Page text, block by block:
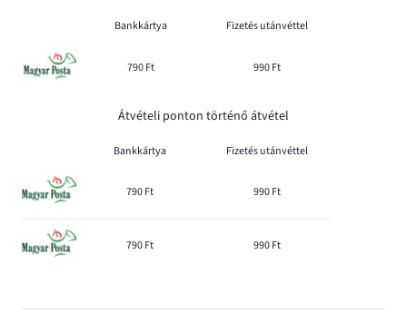
Bankkártya Fizetés utánvéttel
790 Ft 990 Ft
Átvételi ponton történő átvétel
Bankkártya Fizetés utánvéttel
790 Ft 990 Ft
790 Ft 990 Ft